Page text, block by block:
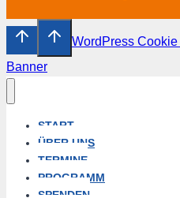
WordPress
Banner
START
ÜBER UNS
TERMINE
PROGRAMM
SPENDEN